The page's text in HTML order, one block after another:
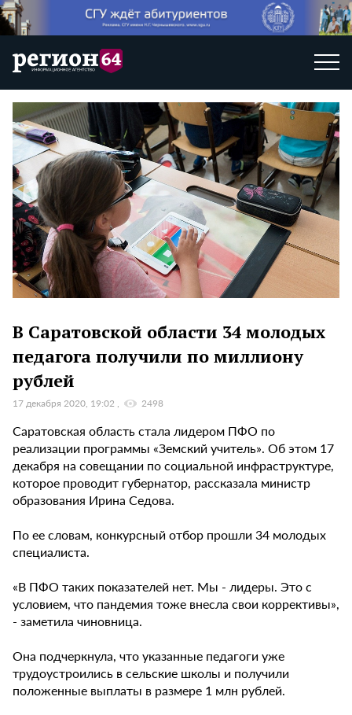
В Саратовской области 34 молодых
педагога получили по миллиону
рублей
17 декабря 2020, 19:02 2498
Саратовская область стала лидером ПФО по
реализации программы «Земский учитель». Об этом 17
декабря на совещании по социальной инфраструктуре,
которое проводит губернатор, рассказала министр
образования Ирина Седова.
По ее словам, конкурсный отбор прошли 34 молодых
специалиста.
«В ПФО таких показателей нет. Мы - лидеры. Это с
условием, что пандемия тоже внесла свои коррективы»,
- заметила чиновница.
Она подчеркнула, что указанные педагоги уже
трудоустроились в сельские школы и получили
положенные выплаты в размере 1 млн рублей.